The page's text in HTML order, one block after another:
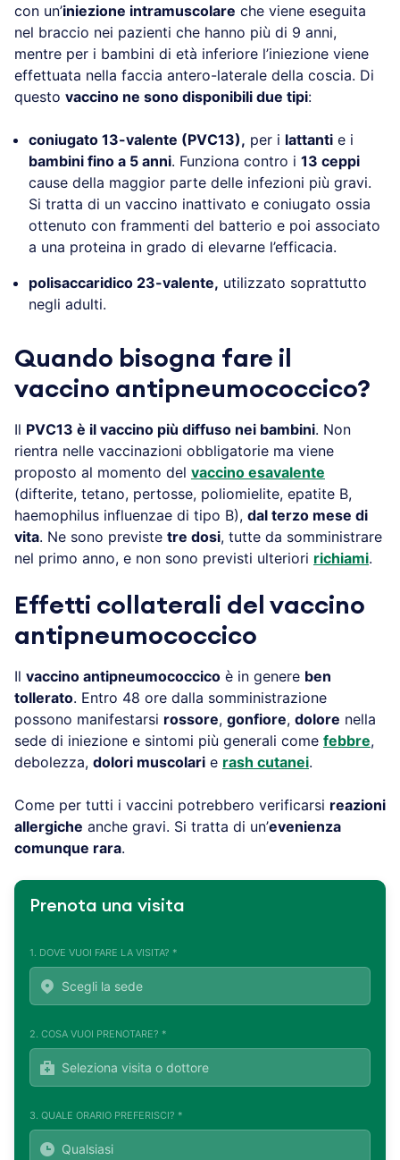
con un’iniezione intramuscolare che viene eseguita
nel braccio nei pazienti che hanno più di 9 anni,
mentre per i bambini di età inferiore l’iniezione viene
effettuata nella faccia antero-laterale della coscia. Di
questo vaccino ne sono disponibili due tipi:
coniugato 13-valente (PVC13), per i lattanti e i
bambini fino a 5 anni. Funziona contro i 13 ceppi
cause della maggior parte delle infezioni più gravi.
Si tratta di un vaccino inattivato e coniugato ossia
ottenuto con frammenti del batterio e poi associato
a una proteina in grado di elevarne l’efficacia.
polisaccaridico 23-valente, utilizzato soprattutto
negli adulti.
Quando bisogna fare il
vaccino antipneumococcico?
Il PVC13 è il vaccino più diffuso nei bambini. Non
rientra nelle vaccinazioni obbligatorie ma viene
proposto al momento del vaccino esavalente
(difterite, tetano, pertosse, poliomielite, epatite B,
haemophilus influenzae di tipo B), dal terzo mese di
vita. Ne sono previste tre dosi, tutte da somministrare
nel primo anno, e non sono previsti ulteriori richiami.
Effetti collaterali del vaccino
antipneumococcico
Il vaccino antipneumococcico è in genere ben
tollerato. Entro 48 ore dalla somministrazione
possono manifestarsi rossore, gonfiore, dolore nella
sede di iniezione e sintomi più generali come febbre,
debolezza, dolori muscolari e rash cutanei.
Come per tutti i vaccini potrebbero verificarsi reazioni
allergiche anche gravi. Si tratta di un’evenienza
comunque rara.
Prenota una visita
1. DOVE VUOI FARE LA VISITA? *
2. COSA VUOI PRENOTARE? *
3. QUALE ORARIO PREFERISCI? *